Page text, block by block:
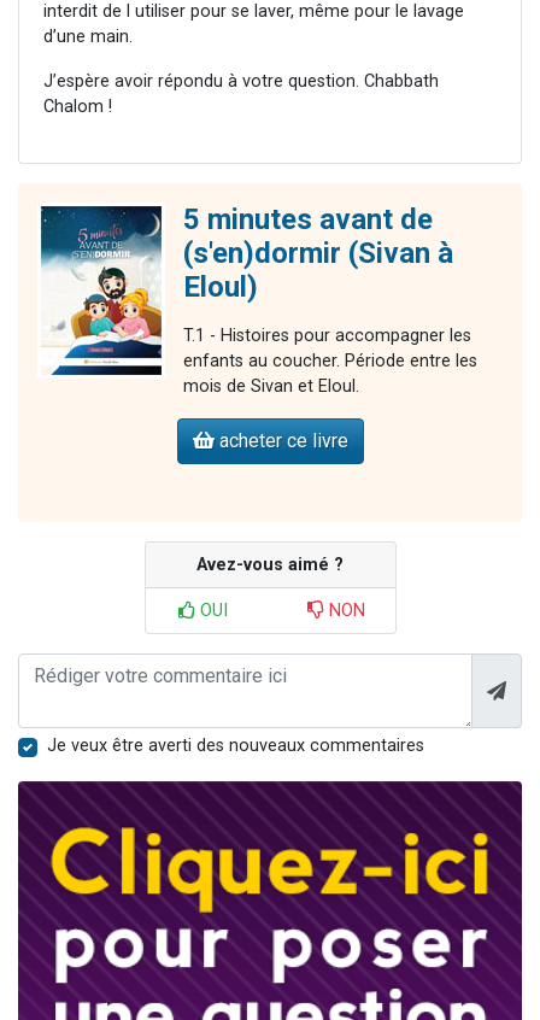
interdit de l utiliser pour se laver, même pour le lavage
d’une main.
J’espère avoir répondu à votre question. Chabbath
Chalom !
5 minutes avant de
(s'en)dormir (Sivan à
Eloul)
T.1 - Histoires pour accompagner les
enfants au coucher. Période entre les
mois de Sivan et Eloul.
acheter ce livre
Avez-vous aimé ?
OUI NON
Je veux être averti des nouveaux commentaires